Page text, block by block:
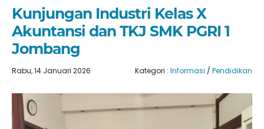
Kunjungan Industri Kelas X
Akuntansi dan TKJ SMK PGRI 1
Jombang
Rabu, 14 Januari 2026 Kategori : Informasi / Pendidikan